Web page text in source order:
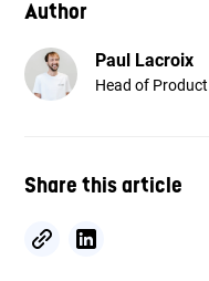
Author
Paul Lacroix
Head of Product
Share this article